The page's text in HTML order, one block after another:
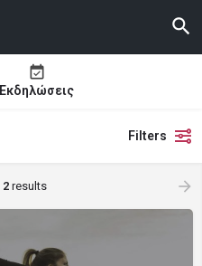
Εκδηλώσεις
Filters
2results